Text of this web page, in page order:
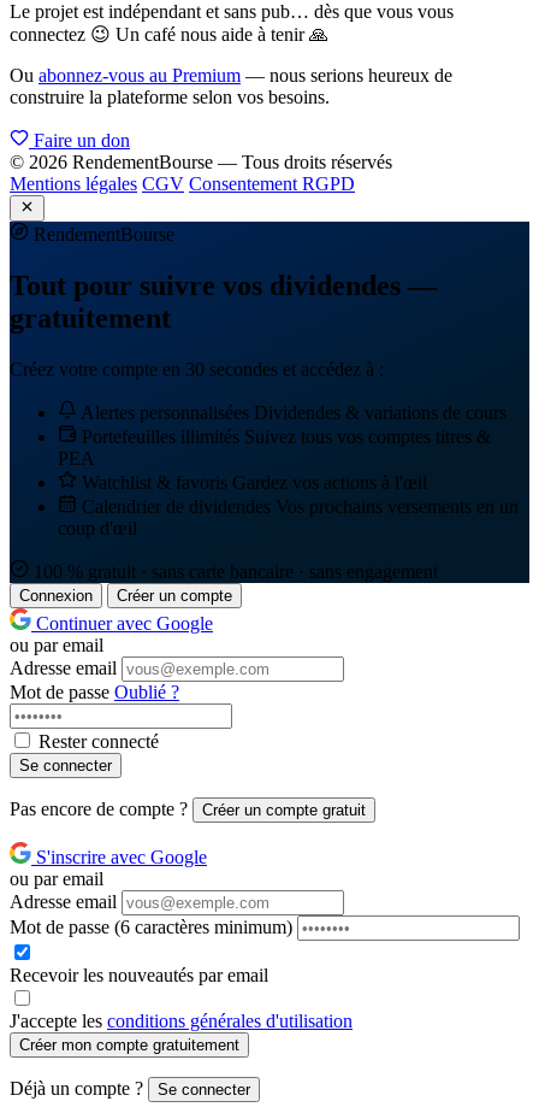
Le projet est indépendant et sans pub… dès que vous vous
connectez 😉 Un café nous aide à tenir 🙏
Ou abonnez-vous au Premium — nous serions heureux de
construire la plateforme selon vos besoins.
Faire un don
© 2026 RendementBourse — Tous droits réservés
Mentions légales CGV Consentement RGPD
RendementBourse
Tout pour suivre vos dividendes —
gratuitement
Créez votre compte en 30 secondes et accédez à :
Alertes personnalisées Dividendes & variations de cours
Portefeuilles illimités Suivez tous vos comptes titres &
PEA
Watchlist & favoris Gardez vos actions à l'œil
Calendrier de dividendes Vos prochains versements en un
coup d'œil
100 % gratuit · sans carte bancaire · sans engagement
Connexion Créer un compte
Continuer avec Google
ou par email
Adresse email
Mot de passe Oublié ?
Rester connecté
Se connecter
Pas encore de compte ? Créer un compte gratuit
S'inscrire avec Google
ou par email
Adresse email
Mot de passe (6 caractères minimum)
Recevoir les nouveautés par email
J'accepte les conditions générales d'utilisation
Créer mon compte gratuitement
Déjà un compte ? Se connecter